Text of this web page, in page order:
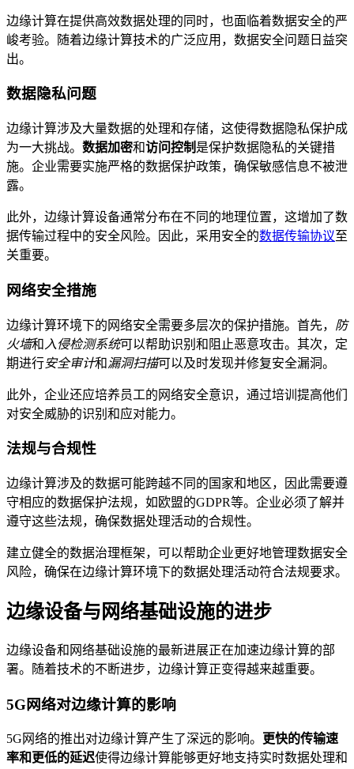
边缘计算在提供高效数据处理的同时，也面临着数据安全的严
峻考验。随着边缘计算技术的广泛应用，数据安全问题日益突
出。
数据隐私问题
边缘计算涉及大量数据的处理和存储，这使得数据隐私保护成
为一大挑战。 数据加密和访问控制 是保护数据隐私的关键措
施。企业需要实施严格的数据保护政策，确保敏感信息不被泄
露。
此外，边缘计算设备通常分布在不同的地理位置，这增加了数
据传输过程中的安全风险。因此，采用安全的数据传输协议至
关重要。
网络安全措施
边缘计算环境下的网络安全需要多层次的保护措施。首先， 防
火墙和 入侵检测系统可以帮助识别和阻止恶意攻击。其次，定
期进行安全审计和 漏洞扫描可以及时发现并修复安全漏洞。
此外，企业还应培养员工的网络安全意识，通过培训提高他们
对安全威胁的识别和应对能力。
法规与合规性
边缘计算涉及的数据可能跨越不同的国家和地区，因此需要遵
守相应的数据保护法规，如欧盟的GDPR等。企业必须了解并
遵守这些法规，确保数据处理活动的合规性。
建立健全的数据治理框架，可以帮助企业更好地管理数据安全
风险，确保在边缘计算环境下的数据处理活动符合法规要求。
边缘设备与网络基础设施的进步
边缘设备和网络基础设施的最新进展正在加速边缘计算的部
署。随着技术的不断进步，边缘计算正变得越来越重要。
5G网络对边缘计算的影响
5G网络的推出对边缘计算产生了深远的影响。
更快的传输速
率和更低的延迟使得边缘计算能够更好地支持实时数据处理和